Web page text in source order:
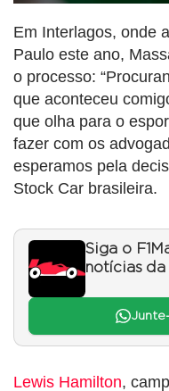
Em Interlagos, onde
Paulo este ano,
o processo:
que aconteceu
que olha para o
fazer com os
esperamos pela
Stock Car brasileira.
Siga o
notícias da
Lewis Hamilton,